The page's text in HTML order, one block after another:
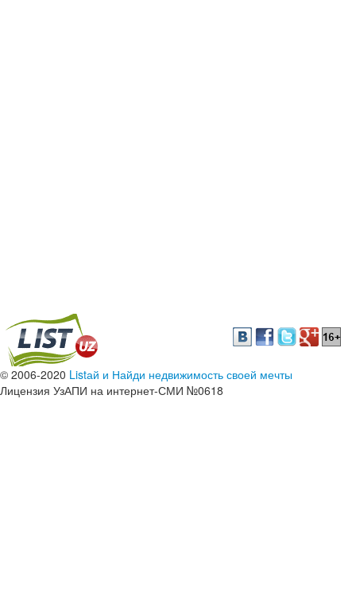
© 2006-2020 Listай и Найди недвижимость своей мечты
Лицензия УзАПИ на интернет-СМИ №0618